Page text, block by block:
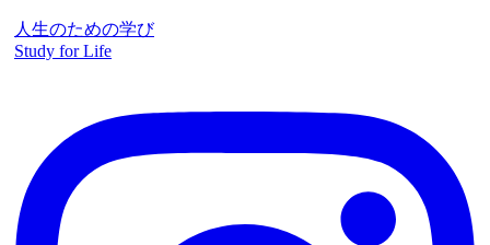
人生のための学び
Study for Life